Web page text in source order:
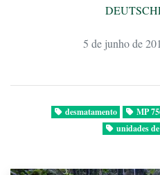
5 de junho de
desmatamento MP
unidades